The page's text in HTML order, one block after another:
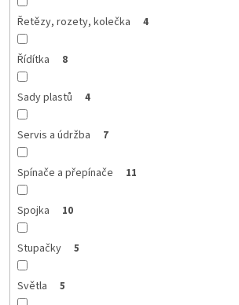
Řetězy, rozety, kolečka 4
Řídítka 8
Sady plastů 4
Servis a údržba 7
Spínače a přepínače 11
Spojka 10
Stupačky 5
Světla 5